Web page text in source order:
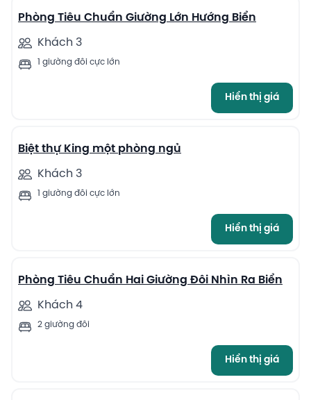
Phòng Tiêu Chuẩn Giường Lớn Hướng Biển
Khách 3
1 giường đôi cực lớn
Hiển thị giá
6
Biệt thự King một phòng ngủ
Khách 3
1 giường đôi cực lớn
Hiển thị giá
4
Phòng Tiêu Chuẩn Hai Giường Đôi Nhìn Ra Biển
Khách 4
2 giường đôi
Hiển thị giá
4